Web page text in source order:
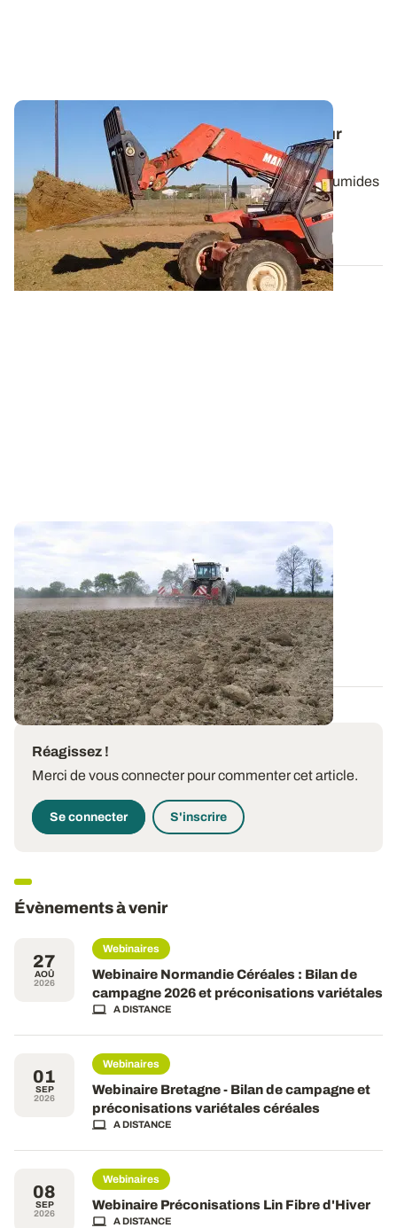
Tassement ou pas ?
Quatre méthodes pour
diagnostiquer l'état structural du sol
Des opérations culturales réalisées en conditions humides
peuvent dégrader la structure du...
02 AVR. 2024
Structure du sol : les actions à suivre pour
corriger un tassement
Les interventions culturales en conditions humides
(comme les semis d'automne 2024)...
19 JUILL. 2025
Réagissez !
Merci de vous connecter pour commenter cet article.
Se connecter S'inscrire
Évènements à venir
27
AOÛ
2026
Webinaires
Webinaire Normandie Céréales : Bilan de
campagne 2026 et préconisations variétales
A DISTANCE
01
SEP
2026
Webinaires
Webinaire Bretagne - Bilan de campagne et
préconisations variétales céréales
A DISTANCE
08
SEP
2026
Webinaires
Webinaire Préconisations Lin Fibre d'Hiver
A DISTANCE